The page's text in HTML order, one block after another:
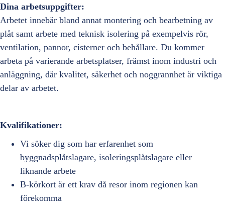
Dina arbetsuppgifter:
Arbetet innebär bland annat montering och bearbetning av
plåt samt arbete med teknisk isolering på exempelvis rör,
ventilation, pannor, cisterner och behållare. Du kommer
arbeta på varierande arbetsplatser, främst inom industri och
anläggning, där kvalitet, säkerhet och noggrannhet är viktiga
delar av arbetet.
Kvalifikationer:
Vi söker dig som har erfarenhet som
byggnadsplåtslagare, isoleringsplåtslagare eller
liknande arbete
B-körkort är ett krav då resor inom regionen kan
förekomma